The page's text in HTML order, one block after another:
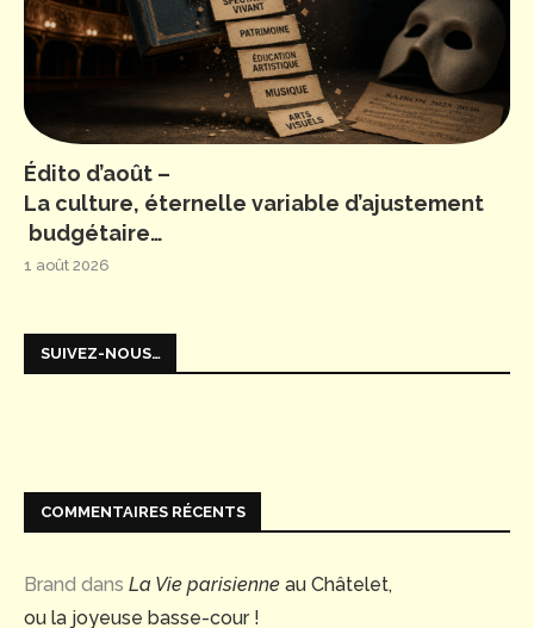
Édito d’août –
La culture, éternelle variable d’ajustement
budgétaire…
1 août 2026
SUIVEZ-NOUS…
COMMENTAIRES RÉCENTS
Brand dans La Vie parisienne au Châtelet,
ou la joyeuse basse-cour !